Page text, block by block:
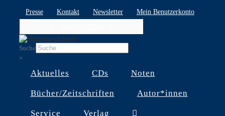
Presse Kontakt Newsletter
Mein Benutzerkonto
Suche
×
Aktuelles CDs Noten
Bücher/Zeitschriften Autor*innen
Service Verlag